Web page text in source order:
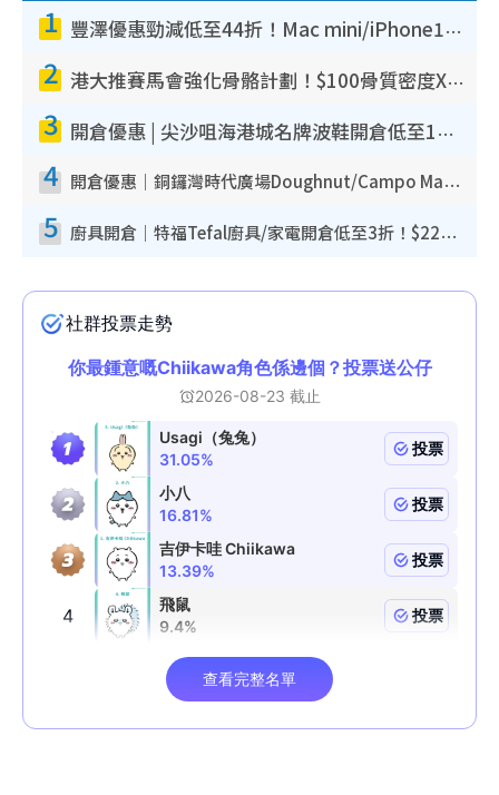
1 豐澤優惠勁減低至44折！Mac mini/iPhone17Pro大減價！廚房家電$220起
2 港大推賽馬會強化骨骼計劃！$100骨質密度X光檢查 完成免費運動訓練送超市禮券！附參加資格
3 開倉優惠 | 尖沙咀海港城名牌波鞋開倉低至1折！On鞋$899起／Joy&Peace鞋履$98起
4 開倉優惠｜銅鑼灣時代廣場Doughnut/Campo Marzio開倉低至1折！背囊、書包、手袋劈價$200起
5 廚具開倉｜特福Tefal廚具/家電開倉低至3折！$220起買平底鍋/炒鑊/湯煲！電飯煲/吸塵機/燙斗$418起